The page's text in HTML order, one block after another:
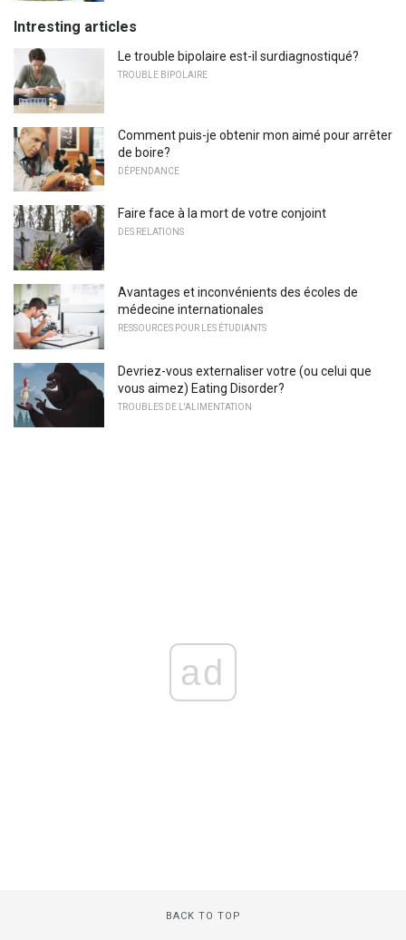
Intresting articles
Le trouble bipolaire est-il surdiagnostiqué?
TROUBLE BIPOLAIRE
Comment puis-je obtenir mon aimé pour arrêter
de boire?
DÉPENDANCE
Faire face à la mort de votre conjoint
DES RELATIONS
Avantages et inconvénients des écoles de
médecine internationales
RESSOURCES POUR LES ÉTUDIANTS
Devriez-vous externaliser votre (ou celui que
vous aimez) Eating Disorder?
TROUBLES DE L'ALIMENTATION
ad
BACK TO TOP